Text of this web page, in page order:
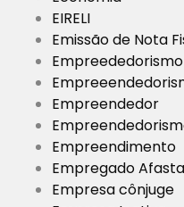
EIRELI
Emissão de Nota
Empreededorismo
Empreendedor
Empreendimento
Empregado
Empresa cônjuge